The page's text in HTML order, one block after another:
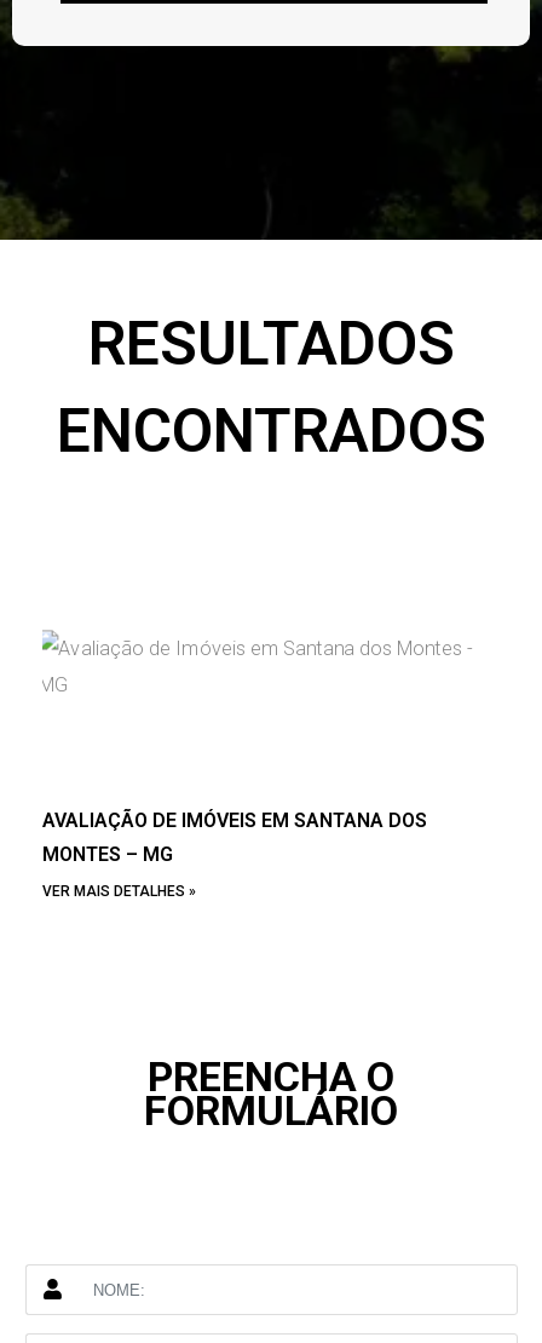
RESULTADOS
ENCONTRADOS
AVALIAÇÃO DE IMÓVEIS EM SANTANA DOS
MONTES – MG
VER MAIS DETALHES »
PREENCHA O
FORMULÁRIO